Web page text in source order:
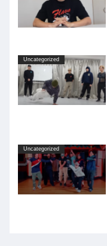
Uncategorized
Uncategorized